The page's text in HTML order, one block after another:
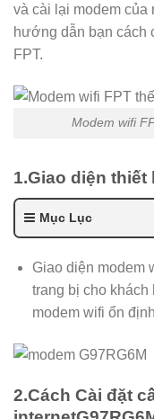
và cài lại modem của
hướng dẫn bạn cách
FPT.
Modem wifi
1.Giao diện thiết
Mục Lục
Giao diện modem
trang bị cho
modem wifi ổn
2.Cách Cài đặt